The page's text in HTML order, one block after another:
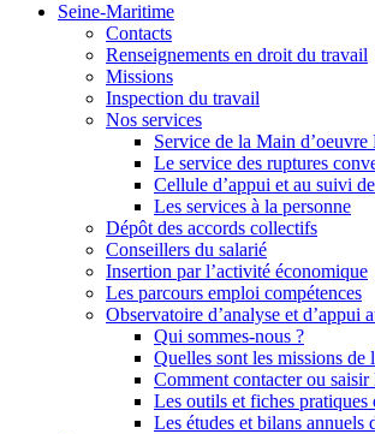
Seine-Maritime
Contacts
Renseignements en droit du travail
Missions
Inspection du travail
Nos services
Service de la Main d’oeuvre
Le service des ruptures
Cellule d’appui et au suivi
Les services à la personne
Dépôt des accords collectifs
Conseillers du salarié
Insertion par l’activité économique
Les parcours emploi compétences
Observatoire d’analyse et d’appui
Qui sommes-nous ?
Quelles sont les missions de
Comment contacter ou saisir
Les outils et fiches pratiques
Les études et bilans